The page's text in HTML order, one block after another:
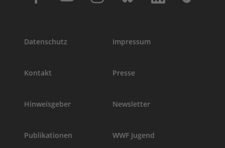
Datenschutz Impressum
Kontakt Presse
Hinweisgeber Newsletter
Publikationen WWF Jugend